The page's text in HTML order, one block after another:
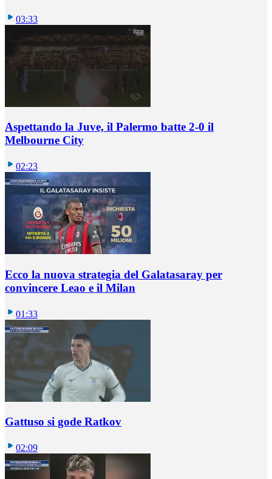
03:33
Aspettando la Juve, il Palermo batte 2-0 il
Melbourne City
02:23
Ecco la nuova strategia del Galatasaray per
convincere Leao e il Milan
01:33
Gattuso si gode Ratkov
02:09